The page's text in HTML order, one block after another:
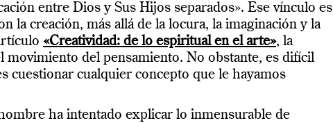
entre Dios y Sus Hijos separados». Ese vínculo es
la creación, más allá de la locura, la imaginación y la
«Creatividad: de lo espiritual en el arte», la
movimiento del pensamiento. No obstante, es difícil
cuestionar cualquier concepto que le hayamos
ha intentado explicar lo inmensurable de